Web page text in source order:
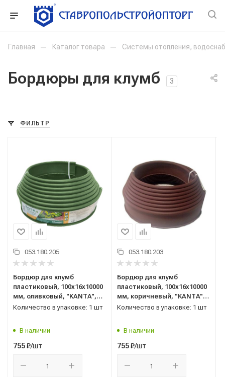
Главная — Каталог товара — Системы отопления,
Бордюры для клумб 3
ФИЛЬТР
053.180.205
Бордюр для клумб
пластиковый, 100x16x10000
мм, оливковый, "KANTA",
Standartpark, арт. 82552-Ол
Количество в упаковке: 1 шт
В наличии
755₽/шт
053.180.203
Бордюр для клумб
пластиковый, 100x16x10000
мм, коричневый, "KANTA",
Standartpark, арт. 82552-К
Количество в упаковке: 1 шт
В наличии
755₽/шт